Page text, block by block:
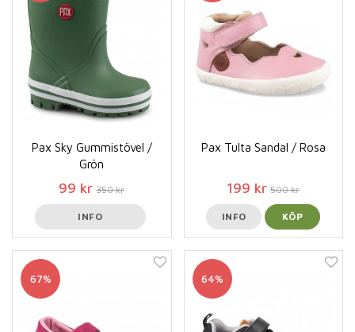
Pax Sky Gummistövel /
Grön
99 kr 350 kr
INFO
Pax Tulta Sandal / Rosa
199 kr 500 kr
INFO KÖP
67% 64%